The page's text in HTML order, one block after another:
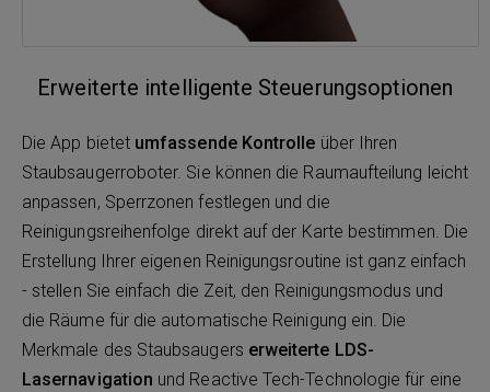
Erweiterte intelligente Steuerungsoptionen
Die App bietet umfassende Kontrolle über Ihren
Staubsaugerroboter. Sie können die Raumaufteilung leicht
anpassen, Sperrzonen festlegen und die
Reinigungsreihenfolge direkt auf der Karte bestimmen. Die
Erstellung Ihrer eigenen Reinigungsroutine ist ganz einfach
- stellen Sie einfach die Zeit, den Reinigungsmodus und
die Räume für die automatische Reinigung ein. Die
Merkmale des Staubsaugers erweiterte LDS-
Lasernavigation und Reactive Tech-Technologie für eine